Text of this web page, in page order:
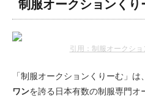
制服オークションくり
引用：制服オークシ
「制服オークションくりーむ」は、
ワンを誇る日本有数の制服専門オ